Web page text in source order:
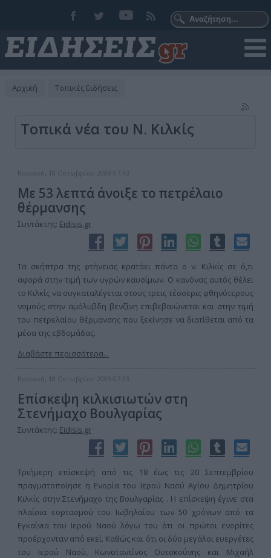
Αρχική Τοπικές Ειδήσεις
Τοπικά νέα του Ν. Κιλκίς
Κυριακή, 18 Οκτωβρίου 2009 07:43
Με 53 λεπτά άνοιξε το πετρέλαιο
θέρμανσης
Συντάκτης: Eidisis.gr
Τα σκήπτρα της φτήνειας κρατάει πάντα ο ν. Κιλκίς σε ό,τι
αφορά στην τιμή των υγρών καυσίμων. Ο κανόνας αυτός θέλει
το Κιλκίς να συγκαταλέγεται στους τρεις τέσσερις φθηνότερους
νομούς στην αμόλυβδη βενζίνη επιβεβαιώνεται και στην τιμή
του πετρελαίου θέρμανσης που ξεκίνησε να διατίθεται από τα
μέσα της εβδομάδας.
Διαβάστε περισσότερα...
Κυριακή, 18 Οκτωβρίου 2009 07:33
Επίσκεψη κιλκισιωτών στη
Στενήμαχο Βουλγαρίας
Συντάκτης: Eidisis.gr
Τριήμερη επίσκεψή από τις 18 έως τις 20 Σεπτεμβρίου
πραγματοποίησε η Ενορία του Ιερού Ναού Αγίου Δημητρίου
Κιλκίς στην Στενήμαχο της Βουλγαρίας . Η επίσκεψη έγινε στα
πλαίσια εορτασμού του Ιωβηλαίου των 50 χρόνων από τα
Εγκαίνια του Ιερού Ναού λόγω του ότι οι πρώτοι ενορίτες
προέρχονταν από εκεί. Καθώς και ότι οι δύο μεγάλοι ευεργέτες
του Ιερού Ναού, Κωνσταντίνος Ουτσκούνης και Μιχαήλ